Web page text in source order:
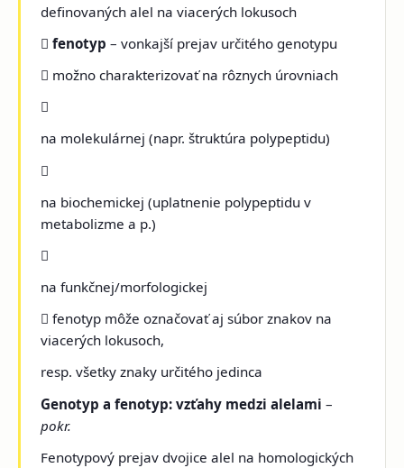
definovaných alel na viacerých lokusoch
fenotyp – vonkajší prejav určitého genotypu
 možno charakterizovať na rôznych úrovniach

na molekulárnej (napr. štruktúra polypeptidu)

na biochemickej (uplatnenie polypeptidu v
metabolizme a p.)

na funkčnej/morfologickej
 fenotyp môže označovať aj súbor znakov na
viacerých lokusoch,
resp. všetky znaky určitého jedinca
Genotyp a fenotyp: vzťahy medzi alelami –
pokr.
Fenotypový prejav dvojice alel na homologických